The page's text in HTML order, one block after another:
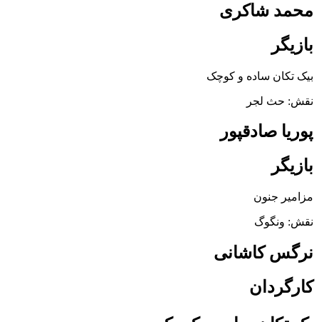
محمد شاکری
بازیگر
بیک تکان ساده و کوچک
نقش: حث لجر
پوریا صادقپور
بازیگر
مزامیر جنون
نقش: ونگوگ
نرگس کاشانی
کارگردان